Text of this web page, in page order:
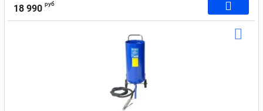
18 990 руб